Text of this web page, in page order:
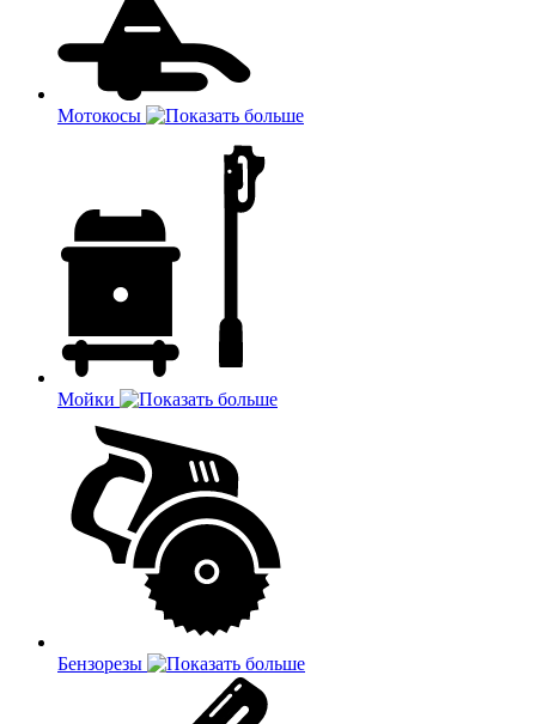
Мотокосы
Мойки
Бензорезы